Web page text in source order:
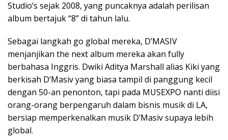
Studio’s sejak 2008, yang puncaknya adalah perilisan
album bertajuk “8” di tahun lalu.
Sebagai langkah go global mereka, D’MASIV
menjanjikan the next album mereka akan fully
berbahasa Inggris. Dwiki Aditya Marshall alias Kiki yang
berkisah D’Masiv yang biasa tampil di panggung kecil
dengan 50-an penonton, tapi pada MUSEXPO nanti diisi
orang-orang berpengaruh dalam bisnis musik di LA,
bersiap memperkenalkan musik D’Masiv supaya lebih
global.